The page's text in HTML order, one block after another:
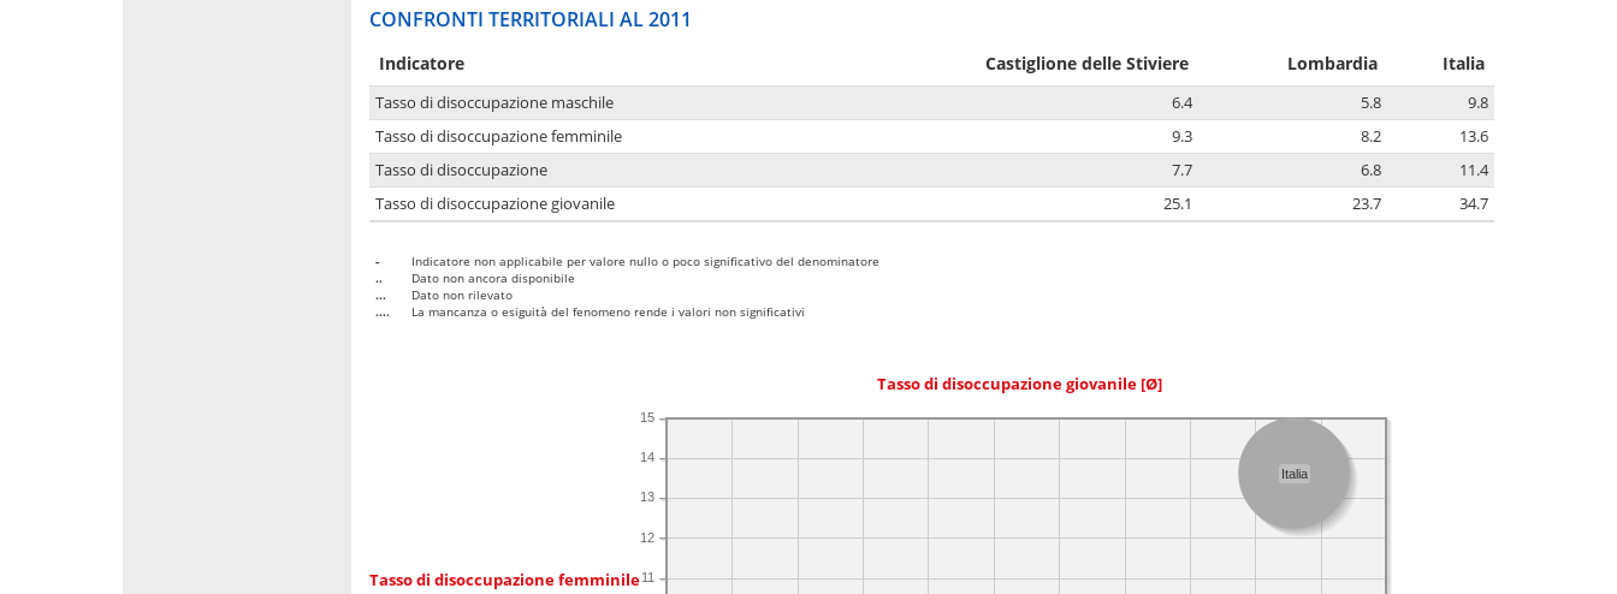
CONFRONTI TERRITORIALI AL 2011
Indicatore Castiglione delle Stiviere Lombardia Italia
Tasso di disoccupazione maschile 6.4 5.8
9.8
Tasso di disoccupazione femminile
9.3 8.2
13.6
Tasso di disoccupazione
7.7 6.8
11.4
Tasso di disoccupazione giovanile
25.1 23.7 34.7
-
Indicatore non applicabile per valore nullo o poco significativo del denominatore
..
Dato non ancora disponibile
...
Dato non rilevato
....
La mancanza o esiguità del fenomeno rende i valori non significativi
Tasso di disoccupazione giovanile [Ø]
Tasso di disoccupazione femminile11
12
13
14
15
Italia